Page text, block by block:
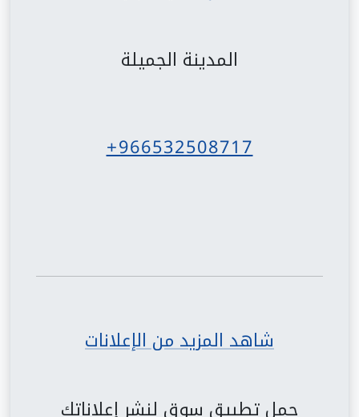
المدينة الجميلة
+966532508717
شاهد المزيد من الإعلانات
حمل تطبيق سوق لنشر إعلاناتك